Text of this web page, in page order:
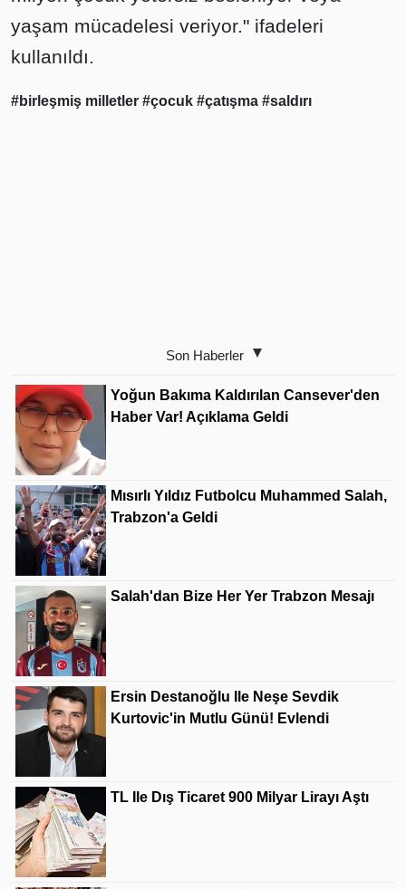
yaşam mücadelesi veriyor." ifadeleri
kullanıldı.
#birleşmiş milletler #çocuk #çatışma #saldırı
Son Haberler
Yoğun Bakıma Kaldırılan Cansever'den
Haber Var! Açıklama Geldi
Mısırlı Yıldız Futbolcu Muhammed Salah,
Trabzon'a Geldi
Salah'dan Bize Her Yer Trabzon Mesajı
Ersin Destanoğlu Ile Neşe Sevdik
Kurtovic'in Mutlu Günü! Evlendi
TL Ile Dış Ticaret 900 Milyar Lirayı Aştı